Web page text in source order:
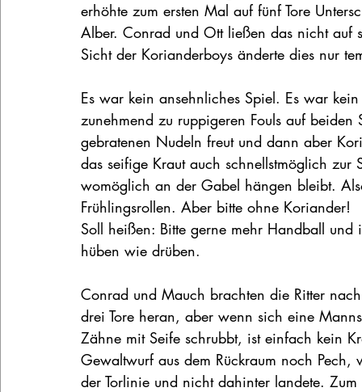
erhöhte zum ersten Mal auf fünf Tore
Alber. Conrad und Ott ließen das nicht auf
Sicht der Korianderboys änderte dies nur
Es war kein ansehnliches Spiel. Es war
zunehmend zu ruppigeren Fouls auf
gebratenen Nudeln freut und dann aber
das seifige Kraut auch schnellstmöglich
womöglich an der Gabel hängen bleibt.
Frühlingsrollen. Aber bitte ohne Koriander!
Soll heißen: Bitte gerne mehr Handball
hüben wie drüben.
Conrad und Mauch brachten die Ritter
drei Tore heran, aber wenn sich eine
Zähne mit Seife schrubbt, ist einfach kein
Gewaltwurf aus dem Rückraum noch
der Torlinie und nicht dahinter landete.